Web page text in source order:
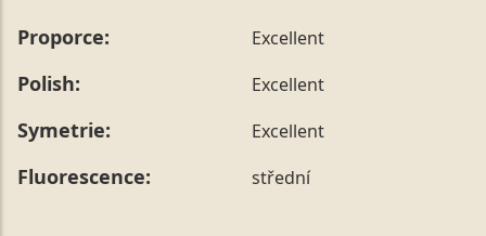
Proporce: Excellent
Polish: Excellent
Symetrie: Excellent
Fluorescence: střední